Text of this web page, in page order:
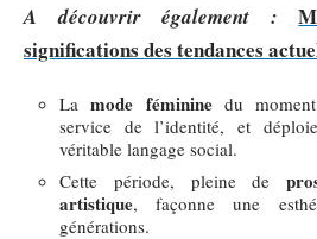
A découvrir également :
significations des tendances
Lamode fémininedu moment
service de l’identité, et
véritable langage social.
Cette période, pleine de
artistique, façonne une
générations.